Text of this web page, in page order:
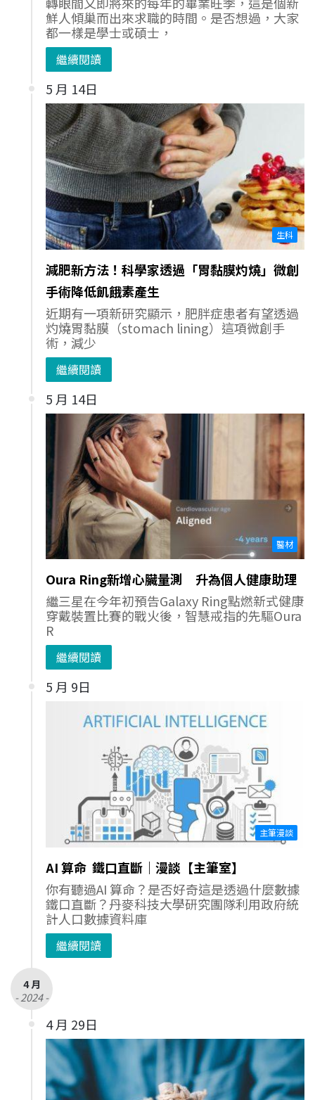
鮮人傾巢而出來求職的時間。是否想過，大家
都一樣是學士或碩士，
繼續閱讀
5 月 14日
生科
減肥新方法！科學家透過「胃黏膜灼燒」微創
手術降低飢餓素產生
近期有一項新研究顯示，肥胖症患者有望透過
灼燒胃黏膜（stomach lining）這項微創手
術，減少
繼續閱讀
5 月 14日
醫材
Oura Ring新增心臟量測 升為個人健康助理
繼三星在今年初預告Galaxy Ring點燃新式健康
穿戴裝置比賽的戰火後，智慧戒指的先驅Oura
R
繼續閱讀
5 月 9日
主筆漫談
AI 算命 鐵口直斷｜漫談【主筆室】
你有聽過AI 算命？是否好奇這是透過什麼數據
鐵口直斷？丹麥科技大學研究團隊利用政府統
計人口數據資料庫
繼續閱讀
4 月
- 2024 -
4 月 29日